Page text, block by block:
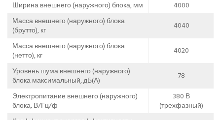
Ширина внешнего (наружного) блока, мм
4000
Масса внешнего (наружного) блока
(брутто), кг
4040
Масса внешнего (наружного) блока
(нетто), кг
4020
Уровень шума внешнего (наружного)
блока максимальный, дБ(А)
78
Электропитание внешнего (наружного)
блока, В/Гц/ф
380 В
(трехфазный)